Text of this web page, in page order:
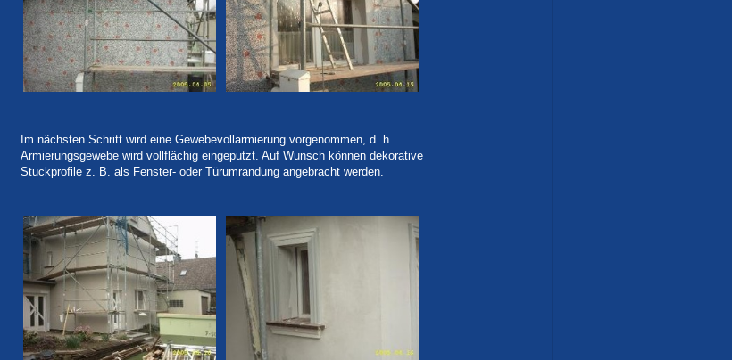
Im nächsten Schritt wird eine Gewebevollarmierung vorgenommen, d. h.
Armierungsgewebe wird vollflächig eingeputzt. Auf Wunsch können dekorative
Stuckprofile z. B. als Fenster- oder Türumrandung angebracht werden.